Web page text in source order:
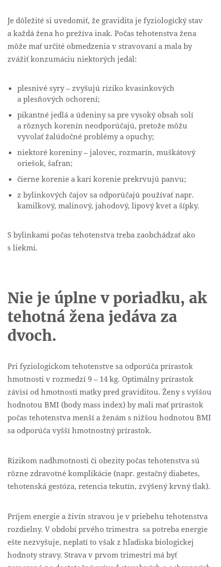
Je dôležité si uvedomiť, že gravidita je fyziologický stav
a každá žena ho prežíva inak. Počas tehotenstva žena
môže mať určité obmedzenia v stravovaní a mala by
zvážiť konzumáciu niektorých jedál:
plesnivé syry – zvyšujú riziko kvasinkových
a plesňových ochorení;
pikantné jedlá a údeniny sa pre vysoký obsah solí
a rôznych korenín neodporúčajú, pretože môžu
vyvolať žalúdočné problémy a opuchy;
niektoré koreniny – jalovec, rozmarín, muškátový
oriešok, šafran;
čierne korenie a karí korenie prekrvujú panvu;
z bylinkových čajov sa odporúčajú používať napr.
kamilkový, malinový, jahodový, lipový kvet a šípky.
S bylinkami počas tehotenstva treba zaobchádzať ako
s liekmi.
Nie je úplne v poriadku, ak
tehotná žena jedáva za
dvoch.
Pri fyziologickom tehotenstve sa odporúča prírastok
hmotnosti v rozmedzí 9 – 14 kg. Optimálny prírastok
závisí od hmotnosti matky pred graviditou. Ženy s vyššou
hodnotou BMI (body mass index) by mali mať prírastok
počas tehotenstva menší a ženám s nižšou hodnotou BMI
sa odporúča vyšší hmotnostný prírastok.
Rizikom nadhmotnosti či obezity počas tehotenstva sú
rôzne zdravotné komplikácie (napr. gestačný diabetes,
tehotenská gestóza, retencia tekutín, zvýšený krvný tlak).
Príjem energie a živín stravou je v priebehu tehotenstva
rozdielny. V období prvého trimestra sa potreba energie
ešte nezvyšuje, neplatí to však z hľadiska biologickej
hodnoty stravy. Strava v prvom trimestri má byť